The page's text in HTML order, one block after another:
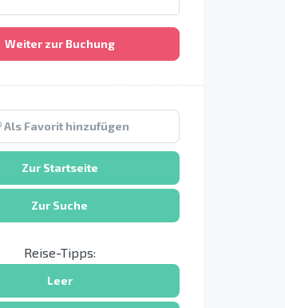
Weiter zur Buchung
Als Favorit hinzufügen
Zur Startseite
Zur Suche
Reise-Tipps:
Leer